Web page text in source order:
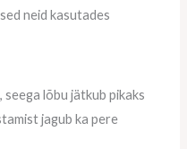
neid kasutades
lõbu jätkub pikaks
jagub ka pere